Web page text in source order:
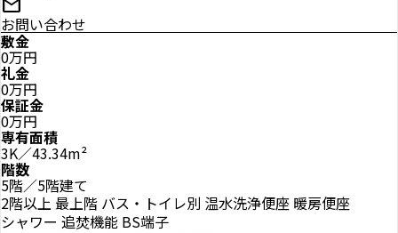
お問い合わせ
敷金
0万円
礼金
0万円
保証金
0万円
専有面積
3K／43.34m²
階数
5階／5階建て
2階以上 最上階 バス・トイレ別 温水洗浄便座 暖房便座
シャワー 追焚機能 BS端子